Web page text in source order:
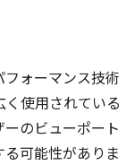
ォーマンス技術
く使用されている
のビューポート
可能性がありま